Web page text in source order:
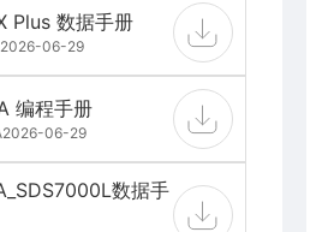
Plus 数据手册
2026-06-29
编程手册
2026-06-29
数据手